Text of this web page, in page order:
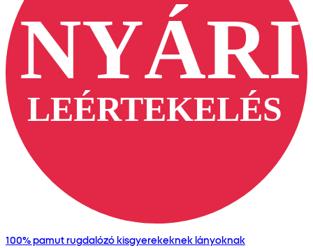
100% pamut rugdalózó kisgyerekeknek lányoknak